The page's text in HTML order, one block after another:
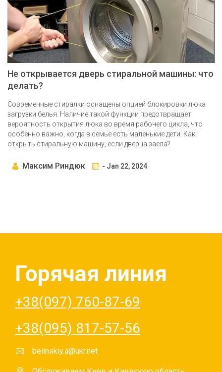
Не открывается дверь стиральной машины: что
делать?
Современные стиралки оснащены опцией блокировки люка
загрузки белья. Наличие такой функции предотвращает
вероятность открытия люка во время рабочего цикла, что
особенно важно, когда в семье есть маленькие дети. Как
открыть стиральную машину, если дверца заела?
Максим Риндюк - Jan 22, 2024
Горячая линия
+38(097) 760-87-69
+38(095) 817-57-56
belinskiy.a@ukr.net